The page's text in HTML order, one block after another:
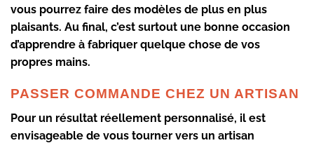
vous pourrez faire des modèles de plus en plus
plaisants. Au final, c’est surtout une bonne occasion
d’apprendre à fabriquer quelque chose de vos
propres mains.
PASSER COMMANDE CHEZ UN ARTISAN
Pour un résultat réellement personnalisé, il est
envisageable de vous tourner vers un artisan